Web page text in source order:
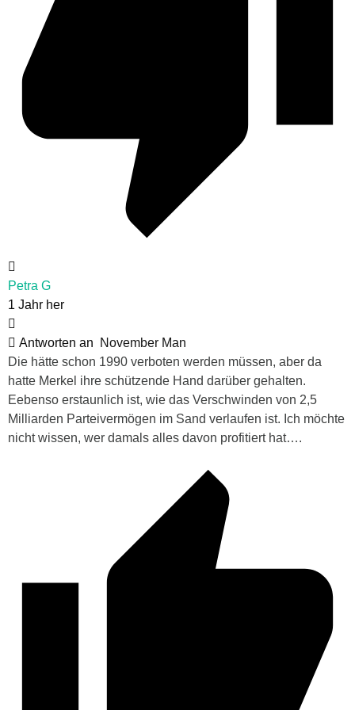
Petra G
1 Jahr her
Antworten an
November Man
Die hätte schon 1990 verboten werden müssen, aber da
hatte Merkel ihre schützende Hand darüber gehalten.
Eebenso erstaunlich ist, wie das Verschwinden von 2,5
Milliarden Parteivermögen im Sand verlaufen ist. Ich möchte
nicht wissen, wer damals alles davon profitiert hat….